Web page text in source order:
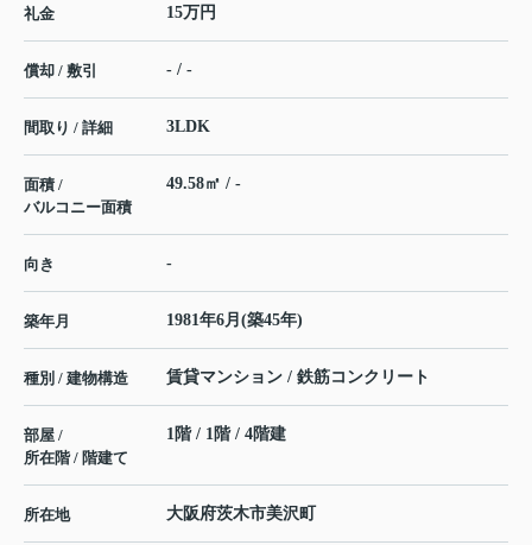
礼金 15万円
償却 / 敷引 - / -
間取り / 詳細 3LDK
面積 /
バルコニー面積
49.58㎡ / -
向き -
築年月 1981年6月(築45年)
種別 / 建物構造 賃貸マンション / 鉄筋コンクリート
部屋 /
所在階 / 階建て
1階 / 1階 / 4階建
所在地 大阪府茨木市美沢町